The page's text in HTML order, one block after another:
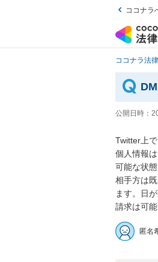
ココナラ
ココナラ法
公開日時：
Twitter上
個人情報
可能な状態
相手方は
ます。日
請求は可
匿名